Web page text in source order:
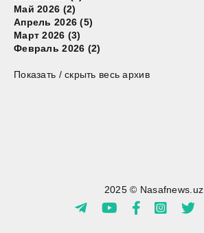
Май 2026 (2)
Апрель 2026 (5)
Март 2026 (3)
Февраль 2026 (2)
Показать / скрыть весь архив
2025 © Nasafnews.uz